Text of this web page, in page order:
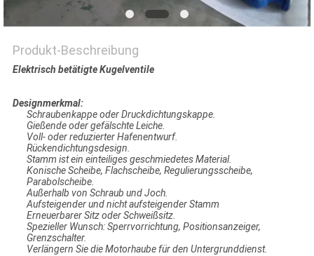
Produkt-Beschreibung
Elektrisch betätigte Kugelventile
Designmerkmal:
Schraubenkappe oder Druckdichtungskappe.
Gießende oder gefälschte Leiche.
Voll- oder reduzierter Hafenentwurf.
Rückendichtungsdesign.
Stamm ist ein einteiliges geschmiedetes Material.
Konische Scheibe, Flachscheibe, Regulierungsscheibe,
Parabolscheibe.
Außerhalb von Schraub und Joch.
Aufsteigender und nicht aufsteigender Stamm
Erneuerbarer Sitz oder Schweißsitz.
Spezieller Wunsch: Sperrvorrichtung, Positionsanzeiger,
Grenzschalter.
Verlängern Sie die Motorhaube für den Untergrunddienst.